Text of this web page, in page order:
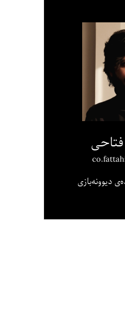
دیوونه‌بازی